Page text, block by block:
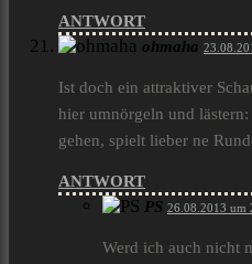
ANTWORT
ohmaha
Ist doch ein attraktiver
hier umnörgeln und
gehen, spielt lieber ne
ANTWORT
PS 26.08.2013 um
Werd ich auch nicht